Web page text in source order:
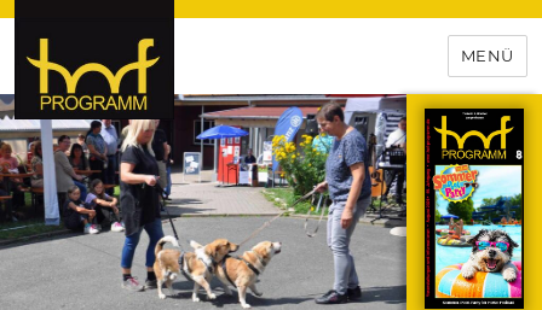
hof-programm – das
Veranstaltungsportal für
Hochfranken
MENÜ